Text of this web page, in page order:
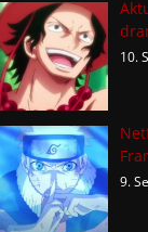
10.
9.